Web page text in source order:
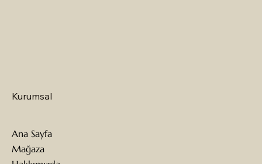
Kurumsal
Ana Sayfa
Mağaza